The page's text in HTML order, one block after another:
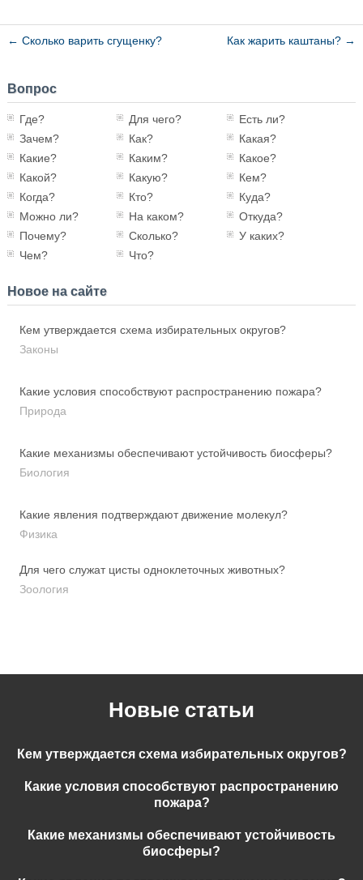
← Сколько варить сгущенку? Как жарить каштаны? →
Вопрос
Где? Для чего?
Есть ли?
Зачем?
Как?
Какая?
Какие?
Каким?
Какое?
Какой?
Какую?
Кем?
Когда?
Кто?
Куда?
Можно ли?
На каком?
Откуда?
Почему?
Сколько?
У каких?
Чем?
Что?
Новое на сайте
Кем утверждается схема избирательных округов?
Законы
Какие условия способствуют распространению пожара?
Природа
Какие механизмы обеспечивают устойчивость биосферы?
Биология
Какие явления подтверждают движение молекул?
Физика
Для чего служат цисты одноклеточных животных?
Зоология
Новые статьи
Кем утверждается схема избирательных округов?
Какие условия способствуют распространению
пожара?
Какие механизмы обеспечивают устойчивость
биосферы?